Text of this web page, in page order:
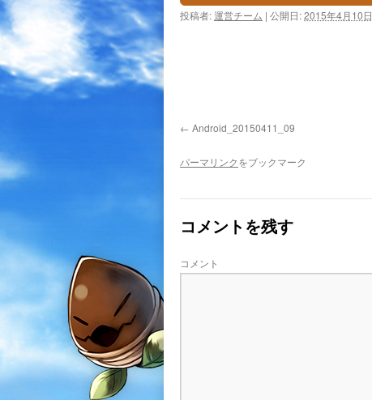
投稿者:運営チーム | 公開日:2015年4月10日
Android_20150411_09
パーマリンクをブックマーク
コメントを残す
コメント